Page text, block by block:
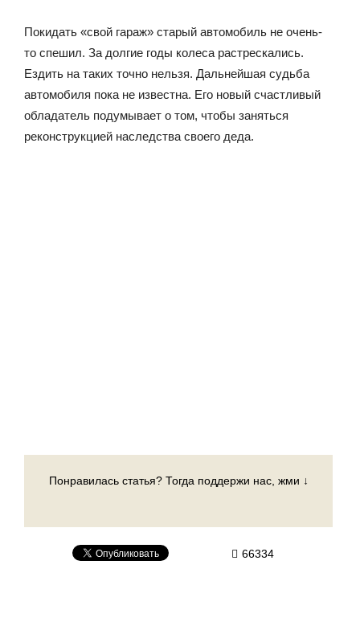
Покидать «свой гараж» старый автомобиль не очень-
то спешил. За долгие годы колеса растрескались.
Ездить на таких точно нельзя. Дальнейшая судьба
автомобиля пока не известна. Его новый счастливый
обладатель подумывает о том, чтобы заняться
реконструкцией наследства своего деда.
Понравилась статья? Тогда поддержи нас, жми ↓
66334